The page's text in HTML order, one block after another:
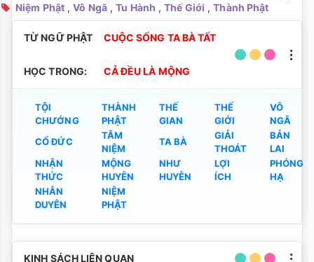
Niệm Phật ,Vô Ngã ,Tu Hành ,Thế Giới ,Thành Phật
TỪ NGỮ PHẬT
HỌC TRONG:
CUỘC SỐNG TA BÀ TẤT
CẢ ĐỀU LÀ MỘNG
TỘI
CHƯỚNG
THÀNH
PHẬT
THẾ
GIAN
THẾ
GIỚI
VÔ
NGÃ
CỔ ĐỨC
TÂM
NIỆM
TA BÀ
GIẢI
THOÁT
BẢN
LAI
NHẬN
THỨC
MỘNG
HUYỄN
NHƯ
HUYỄN
LỢI
ÍCH
PHÓNG
HẠ
NHÂN
DUYÊN
NIỆM
PHẬT
KINH SÁCH LIÊN QUAN